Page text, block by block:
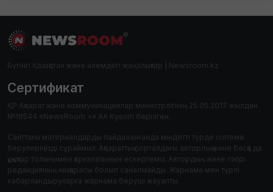
Бүгінгі Қазақстан және әлемдегі жаңалықтар | Newsroom.kz
Сертификат
ҚР Ақпарат және коммуникациялар министрлігінің 25.05.2017 жылдан
№16544 «NewsRoom +» АА Куәлігі берілген.
Сайттағы материалдарды пайдаланғанда міндетті түрде сілтеме
берулеріңізді сұраймыз. Ақпараттық порталдағы авторлық және басқа да
құқықтар толығымен қорғалатынын ескертеміз. Автордың жеке пікірі
редакцияның көзқарасы болып саналмайды. Жарнама мен түрлі
хабарландыруларға жарнама беруші жауапты.